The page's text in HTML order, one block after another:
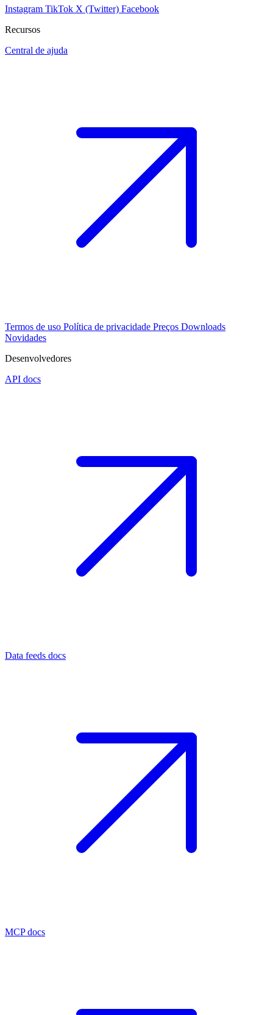
Instagram TikTok X (Twitter) Facebook
Recursos
Central de ajuda
Termos de uso Política de privacidade Preços Downloads
Novidades
Desenvolvedores
API docs
Data feeds docs
MCP docs